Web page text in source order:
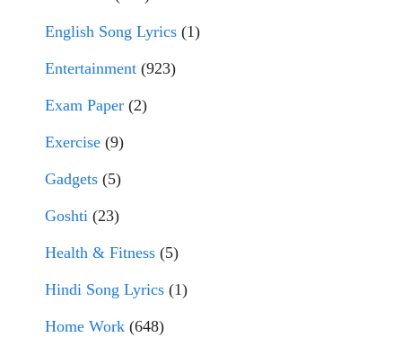
English Song Lyrics (1)
Entertainment (923)
Exam Paper (2)
Exercise (9)
Gadgets (5)
Goshti (23)
Health & Fitness (5)
Hindi Song Lyrics (1)
Home Work (648)